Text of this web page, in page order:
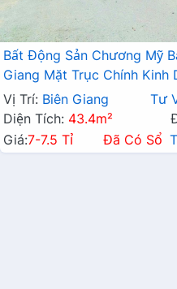
Bất Động Sản Chương Mỹ
Giang Mặt Trục Chính Kinh
Lĩnh Đang Mở Rộng
Vị Trí: Biên Giang Tư
Diện Tích: 43.4m²
Giá:7-7.5 Tỉ Đã Có Sổ